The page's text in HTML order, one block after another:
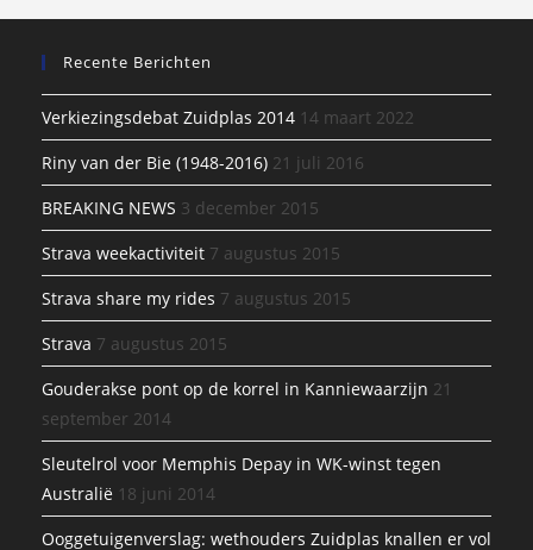
Recente Berichten
Verkiezingsdebat Zuidplas 2014 14 maart 2022
Riny van der Bie (1948-2016) 21 juli 2016
BREAKING NEWS 3 december 2015
Strava weekactiviteit 7 augustus 2015
Strava share my rides 7 augustus 2015
Strava 7 augustus 2015
Gouderakse pont op de korrel in Kanniewaarzijn 21
september 2014
Sleutelrol voor Memphis Depay in WK-winst tegen
Australië 18 juni 2014
Ooggetuigenverslag: wethouders Zuidplas knallen er vol